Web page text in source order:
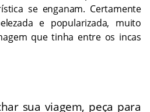
se enganam. Certamente
e popularizada, muito
que tinha entre os incas
sua viagem, peça para